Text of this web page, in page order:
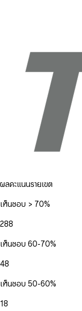
ผลคะแนนรายเขต
เห็นชอบ > 70%
288
เห็นชอบ 60-70%
48
เห็นชอบ 50-60%
18